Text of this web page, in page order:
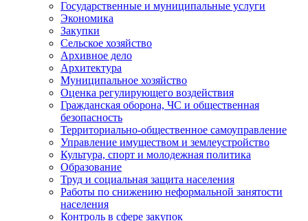
Государственные и муниципальные услуги
Экономика
Закупки
Сельское хозяйство
Архивное дело
Архитектура
Муниципальное хозяйство
Оценка регулирующего воздействия
Гражданская оборона, ЧС и общественная
безопасность
Территориально-общественное самоуправление
Управление имуществом и землеустройство
Культура, спорт и молодежная политика
Образование
Труд и социальная защита населения
Работы по снижению неформальной занятости
населения
Контроль в сфере закупок